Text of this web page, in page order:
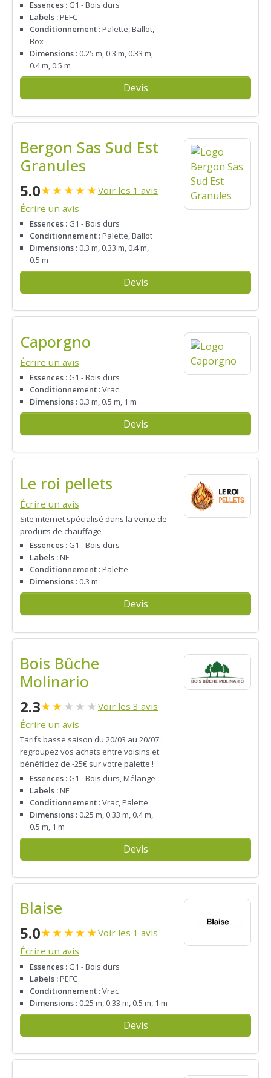
Essences : G1 - Bois durs
Labels :PEFC
Conditionnement :Palette, Ballot,
Box
Dimensions : 0.25 m, 0.3 m, 0.33 m,
0.4 m, 0.5 m
Devis
Bergon Sas Sud Est
Granules
5.0★★★★★Voir les 1 avis
Écrire un avis
Essences : G1 - Bois durs
Conditionnement :Palette, Ballot
Dimensions : 0.3 m, 0.33 m, 0.4 m,
0.5 m
Devis
Caporgno
Écrire un avis
Essences : G1 - Bois durs
Conditionnement :Vrac
Dimensions : 0.3 m, 0.5 m, 1 m
Devis
Le roi pellets
Écrire un avis
Site internet spécialisé dans la vente de
produits de chauffage
Essences : G1 - Bois durs
Labels :NF
Conditionnement :Palette
Dimensions : 0.3 m
Devis
Bois Bûche
Molinario
2.3★★★ ★ ★ Voir les 3 avis
Écrire un avis
Tarifs basse saison du 20/03 au 20/07 :
regroupez vos achats entre voisins et
bénéficiez de -25€ sur votre palette !
Essences : G1 - Bois durs, Mélange
Labels :NF
Conditionnement :Vrac, Palette
Dimensions : 0.25 m, 0.33 m, 0.4 m,
0.5 m, 1 m
Devis
Blaise
5.0★★★★★Voir les 1 avis
Écrire un avis
Essences : G1 - Bois durs
Labels :PEFC
Conditionnement :Vrac
Dimensions : 0.25 m, 0.33 m, 0.5 m, 1 m
Devis